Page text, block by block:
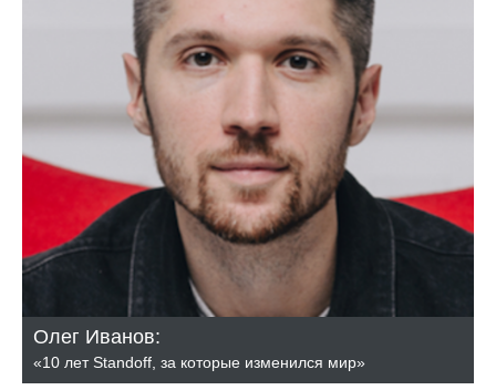
Олег Иванов:
«10 лет Standoff, за которые изменился мир»